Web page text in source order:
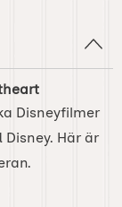
Disneyfilmer
Här är